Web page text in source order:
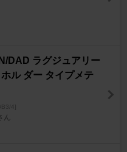
DAD ラグジュアリー
ホル ダー タイプメテ
4]
ん